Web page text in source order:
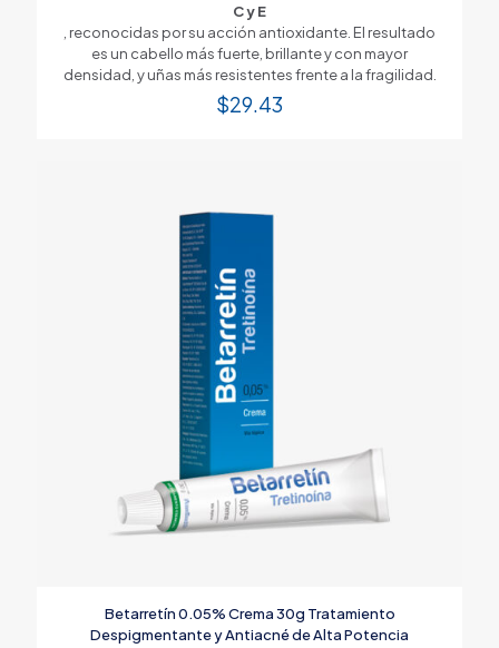
C y E
, reconocidas por su acción antioxidante. El resultado
es un cabello más fuerte, brillante y con mayor
densidad, y uñas más resistentes frente a la fragilidad.
$29.43
Betarretín 0.05% Crema 30g Tratamiento
Despigmentante y Antiacné de Alta Potencia